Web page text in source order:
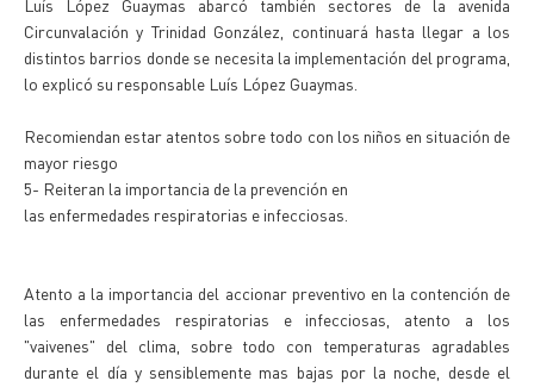
Luís López Guaymas abarcó también sectores de la avenida
Circunvalación y Trinidad González, continuará hasta llegar a los
distintos barrios donde se necesita la implementación del programa,
lo explicó su responsable Luís López Guaymas.
Recomiendan estar atentos sobre todo con los niños en situación de
mayor riesgo
5- Reiteran la importancia de la prevención en
las enfermedades respiratorias e infecciosas.
Atento a la importancia del accionar preventivo en la contención de
las enfermedades respiratorias e infecciosas, atento a los
"vaivenes" del clima, sobre todo con temperaturas agradables
durante el día y sensiblemente mas bajas por la noche, desde el